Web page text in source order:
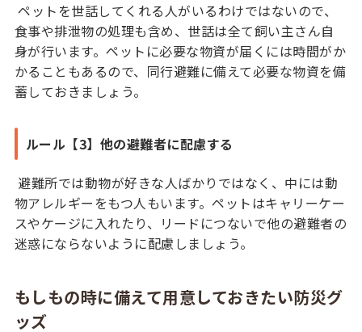
ペットを世話してくれる人がいるわけではないので、
食事や排泄物の処理も含め、世話は全て飼い主さん自
身が行います。ペットに必要な物資が届くには時間がか
かることもあるので、同行避難に備えて必要な物資を備
蓄しておきましょう。
ルール【3】他の避難者に配慮する
避難所では動物が好きな人ばかりではなく、中には動
物アレルギーをもつ人もいます。ペットはキャリーケー
スやケージに入れたり、リードにつないで他の避難者の
迷惑にならないように配慮しましょう。
もしもの時に備えて用意しておきたい防災グ
ッズ